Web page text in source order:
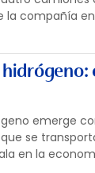
compañía
emerge
se
en la